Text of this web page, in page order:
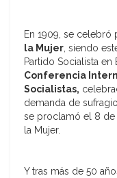
En 1909, se celebró
la Mujer, siendo
Partido Socialista en
Conferencia
Socialistas,
demanda de
se proclamó el 8 de
la Mujer.
Y tras más de 50